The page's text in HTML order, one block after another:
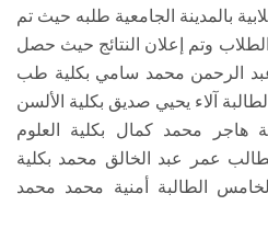
بالمدينة الجامعية طلبه حيث تم
وتم إعلان النتائج حيث حصل
الرحمن محمد سامي بكلية طب
آلاء يحيي صديق بكلية الألسن
هاجر محمد كمال بكلية العلوم
عمر عبد الخالق محمد بكلية
الطالبة أمنية محمد محمد